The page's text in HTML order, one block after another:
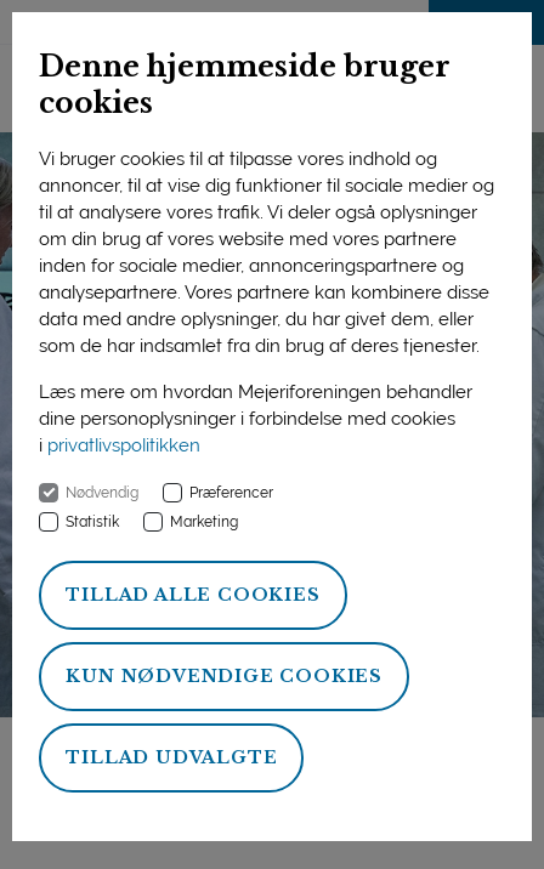
Denne hjemmeside bruger
cookies
Vi bruger cookies til at tilpasse vores indhold og
annoncer, til at vise dig funktioner til sociale medier og
til at analysere vores trafik. Vi deler også oplysninger
om din brug af vores website med vores partnere
inden for sociale medier, annonceringspartnere og
analysepartnere. Vores partnere kan kombinere disse
data med andre oplysninger, du har givet dem, eller
som de har indsamlet fra din brug af deres tjenester.
Læs mere om hvordan Mejeriforeningen behandler
dine personoplysninger i forbindelse med cookies
i privatlivspolitikken
Nødvendig
Præferencer
Statistik
Marketing
TILLAD ALLE COOKIES
KUN NØDVENDIGE COOKIES
TILLAD UDVALGTE
Mejeriforeningens